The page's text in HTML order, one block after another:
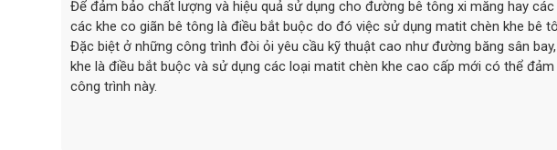
Để đảm bảo chất lượng và hiệu quả sử dụng cho đường bê tông xi măng hay
các khe co giãn bê tông là điều bắt buộc do đó việc sử dụng matit chèn khe bê
Đặc biệt ở những công trình đòi ỏi yêu cầu kỹ thuật cao như đường băng sân
khe là điều bắt buộc và sử dụng các loại matit chèn khe cao cấp mới có thể
công trình này.